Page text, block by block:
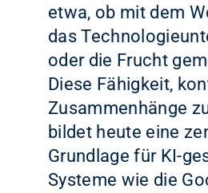
etwa, ob mit dem
das
oder die Frucht
Diese Fähigkeit,
Zusammenhänge
bildet heute eine
Grundlage für KI-
Systeme wie die